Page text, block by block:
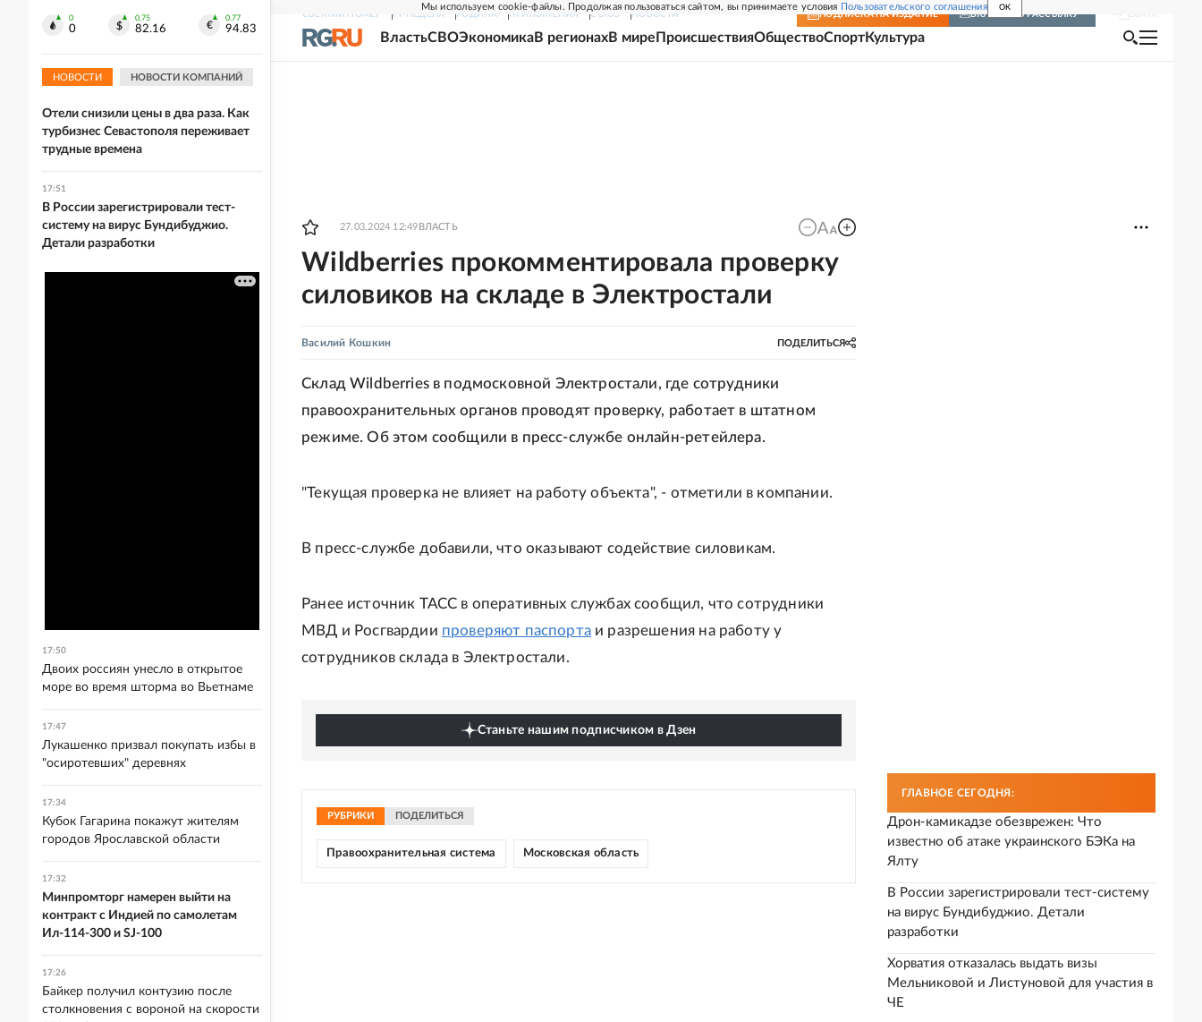
Мы используем cookie-файлы. Продолжая пользоваться сайтом, вы принимаете условия Пользовательского соглашения OK
СВЕЖИЙ НОМЕР РГ-НЕДЕЛЯ РОДИНА ПРИЛОЖЕНИЯ СОЮЗ НОВОСТИ ПОДПИСКА НА ИЗДАНИЕ ВКЛЮЧИТЬ РАССЫЛКУ
ВластьСВОЭкономикаВ регионахВ мире ПроисшествияОбществоСпортКультура
27.03.2024 12:49 ВЛАСТЬ
Wildberries прокомментировала проверку
силовиков на складе в Электростали
Василий Кошкин ПОДЕЛИТЬСЯ
Склад Wildberries в подмосковной Электростали, где сотрудники
правоохранительных органов проводят проверку, работает в штатном
режиме. Об этом сообщили в пресс-службе онлайн-ретейлера.
"Текущая проверка не влияет на работу объекта", - отметили в компании.
В пресс-службе добавили, что оказывают содействие силовикам.
Ранее источник ТАСС в оперативных службах сообщил, что сотрудники
МВД и Росгвардии проверяют паспортаи разрешения на работу у
сотрудников склада в Электростали.
Станьте нашим подписчиком в Дзен
РУБРИКИ ПОДЕЛИТЬСЯ
Правоохранительная система Московская область
ГЛАВНОЕ СЕГОДНЯ:
Дрон-камикадзе обезврежен: Что
известно об атаке украинского БЭКа на
Ялту
В России зарегистрировали тест-систему
на вирус Бундибуджио. Детали
разработки
Хорватия отказалась выдать визы
Мельниковой и Листуновой для участия в
ЧЕ
0
0
0.75
82.16
0.77
94.83
НОВОСТИ НОВОСТИ КОМПАНИЙ
17:55
Отели снизили цены в два раза. Как
турбизнес Севастополя переживает
трудные времена
17:51
В России зарегистрировали тест-
систему на вирус Бундибуджио.
Детали разработки
17:50
Двоих россиян унесло в открытое
море во время шторма во Вьетнаме
17:47
Лукашенко призвал покупать избы в
"осиротевших" деревнях
17:34
Кубок Гагарина покажут жителям
городов Ярославской области
17:32
Минпромторг намерен выйти на
контракт с Индией по самолетам
Ил-114-300 и SJ-100
17:26
Байкер получил контузию после
столкновения с вороной на скорости